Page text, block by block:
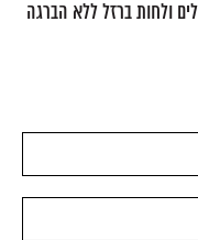
ולחות ברזל ללא הברגה